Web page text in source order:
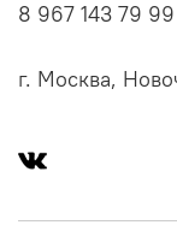
8 967 143 79 99
г. Москва,